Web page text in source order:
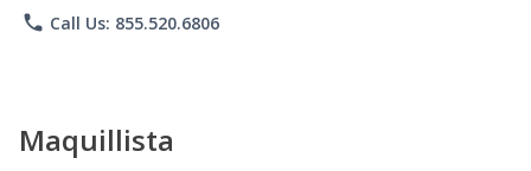
phone Call Us: 855.520.6806
Maquillista